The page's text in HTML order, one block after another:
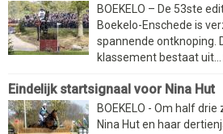
BOEKELO – De 53ste
Boekelo-Enschede is
spannende ontknoping.
klassement bestaat
Eindelijk startsignaal voor Nina Hut
BOEKELO - Om half
Nina Hut en haar